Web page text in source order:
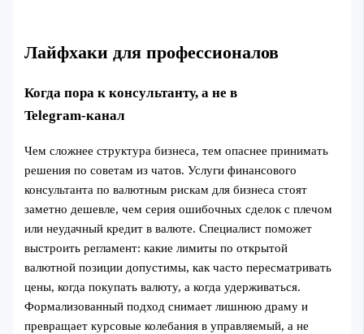
Лайфхаки для профессионалов
Когда пора к консультанту, а не в
Telegram‑канал
Чем сложнее структура бизнеса, тем опаснее принимать
решения по советам из чатов. Услуги финансового
консультанта по валютным рискам для бизнеса стоят
заметно дешевле, чем серия ошибочных сделок с плечом
или неудачный кредит в валюте. Специалист поможет
выстроить регламент: какие лимиты по открытой
валютной позиции допустимы, как часто пересматривать
цены, когда покупать валюту, а когда удерживаться.
Формализованный подход снимает лишнюю драму и
превращает курсовые колебания в управляемый, а не